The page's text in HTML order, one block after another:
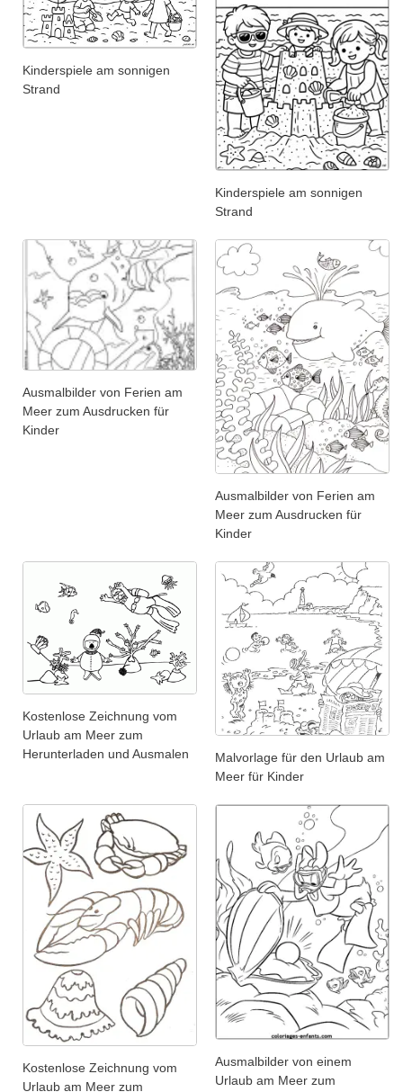
Kinderspiele am sonnigen
Strand
Kinderspiele am sonnigen
Strand
Ausmalbilder von Ferien am
Meer zum Ausdrucken für
Kinder
Ausmalbilder von Ferien am
Meer zum Ausdrucken für
Kinder
Kostenlose Zeichnung vom
Urlaub am Meer zum
Herunterladen und Ausmalen
Malvorlage für den Urlaub am
Meer für Kinder
Kostenlose Zeichnung vom
Urlaub am Meer zum
Ausmalbilder von einem
Urlaub am Meer zum